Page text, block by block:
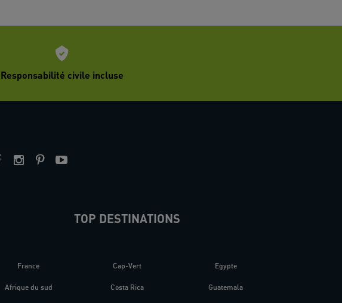
Responsabilité civile incluse
TOP DESTINATIONS
France
Afrique du sud
Cap-Vert
Costa Rica
Egypte
Guatemala